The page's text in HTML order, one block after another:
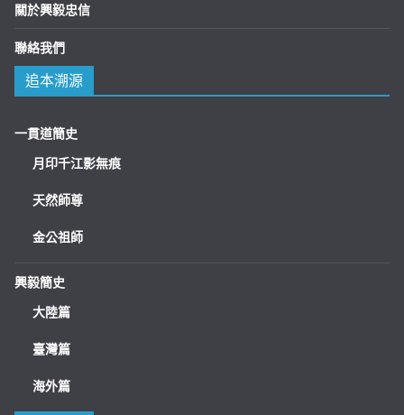
關於興毅忠信
聯絡我們
追本溯源
一貫道簡史
月印千江影無痕
天然師尊
金公祖師
興毅簡史
大陸篇
臺灣篇
海外篇